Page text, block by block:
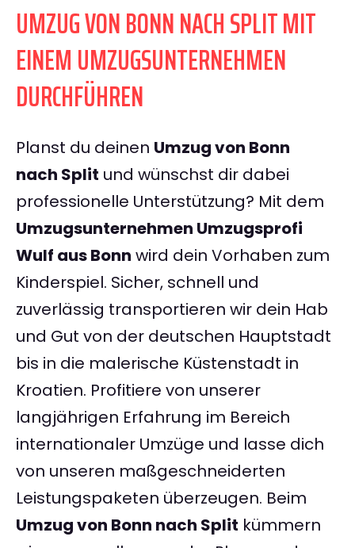
UMZUG VON BONN NACH SPLIT MIT
EINEM UMZUGSUNTERNEHMEN
DURCHFÜHREN
Planst du deinen Umzug von Bonn
nach Split und wünschst dir dabei
professionelle Unterstützung? Mit dem
Umzugsunternehmen Umzugsprofi
Wulf aus Bonn wird dein Vorhaben zum
Kinderspiel. Sicher, schnell und
zuverlässig transportieren wir dein Hab
und Gut von der deutschen Hauptstadt
bis in die malerische Küstenstadt in
Kroatien. Profitiere von unserer
langjährigen Erfahrung im Bereich
internationaler Umzüge und lasse dich
von unseren maßgeschneiderten
Leistungspaketen überzeugen. Beim
Umzug von Bonn nach Split kümmern